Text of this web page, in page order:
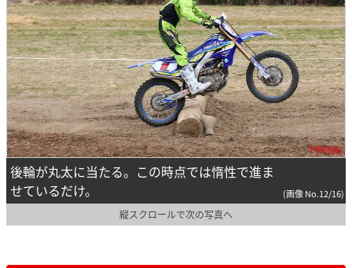
後輪が丸太に当たる。この時点では惰性で進ま
せているだけ。
(画像 No.12/16)
縦スクロールで次の写真へ